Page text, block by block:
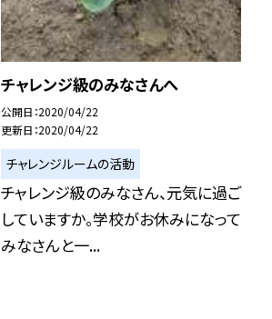
チャレンジ級のみなさんへ
公開日 2020/04/22
更新日 2020/04/22
チャレンジルームの活動
チャレンジ級のみなさん、元気に過ご
していますか。学校がお休みになって
みなさんと一...